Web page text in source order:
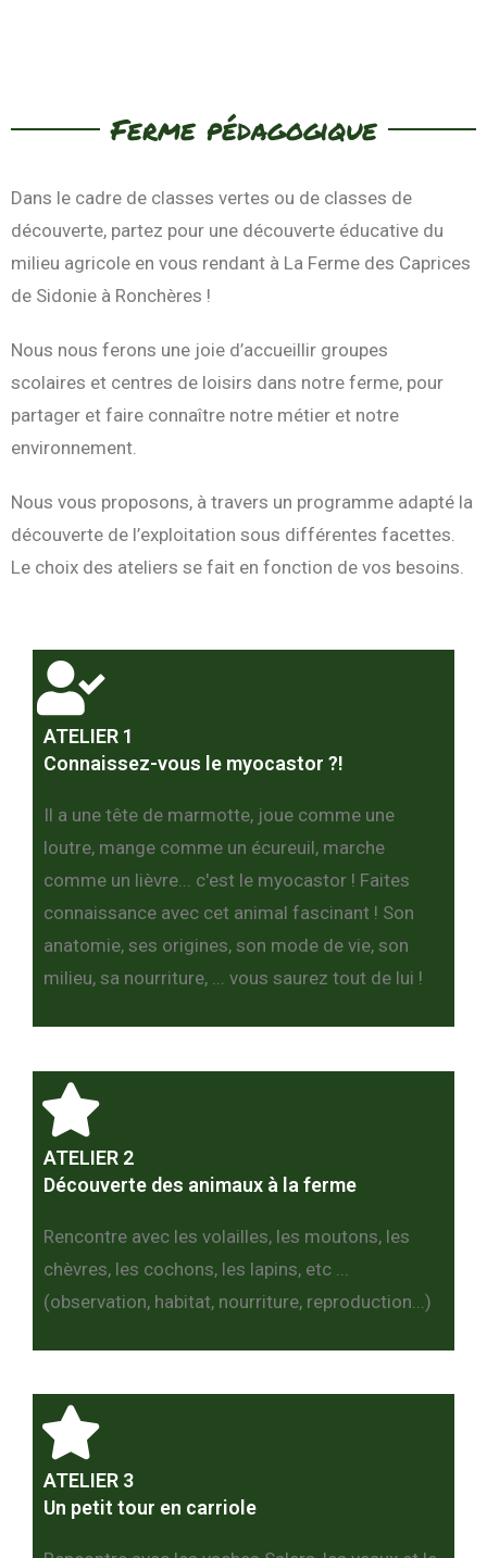
Ferme pédagogique
Dans le cadre de classes vertes ou de classes de
découverte, partez pour une découverte éducative du
milieu agricole en vous rendant à La Ferme des Caprices
de Sidonie à Ronchères !
Nous nous ferons une joie d’accueillir groupes
scolaires et centres de loisirs dans notre ferme, pour
partager et faire connaître notre métier et notre
environnement.
Nous vous proposons, à travers un programme adapté la
découverte de l’exploitation sous différentes facettes.
Le choix des ateliers se fait en fonction de vos besoins.
ATELIER 1
Connaissez-vous le myocastor ?!
Il a une tête de marmotte, joue comme une
loutre, mange comme un écureuil, marche
comme un lièvre... c'est le myocastor ! Faites
connaissance avec cet animal fascinant ! Son
anatomie, ses origines, son mode de vie, son
milieu, sa nourriture, ... vous saurez tout de lui !
ATELIER 2
Découverte des animaux à la ferme
Rencontre avec les volailles, les moutons, les
chèvres, les cochons, les lapins, etc ...
(observation, habitat, nourriture, reproduction...)
ATELIER 3
Un petit tour en carriole